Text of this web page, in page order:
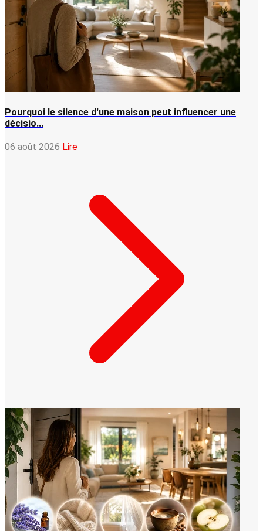
Pourquoi le silence d'une maison peut influencer une
décisio...
06 août 2026 Lire